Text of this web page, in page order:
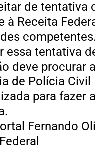
de tentativa
à Receita
essa tentativa
deve procurar a
de Polícia Civil
para fazer a
Fernando